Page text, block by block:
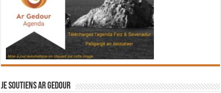
Je soutiens Ar Gedour